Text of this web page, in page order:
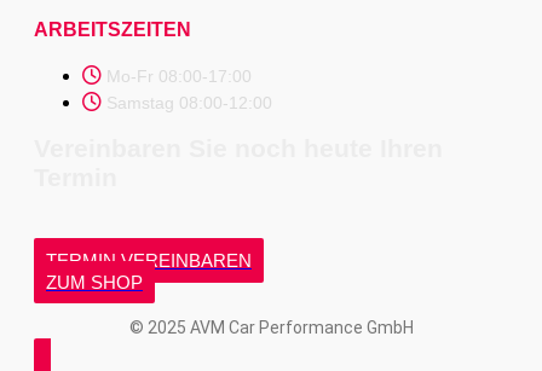
ARBEITSZEITEN
Mo-Fr 08:00-17:00
Samstag 08:00-12:00
TERMIN VEREINBAREN
ZUM SHOP
© 2025 AVM Car Performance GmbH